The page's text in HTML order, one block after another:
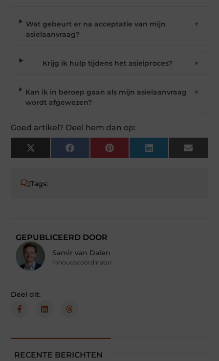
Wat gebeurt er na acceptatie van mijn
asielaanvraag?
▼
Krijg ik hulp tijdens het asielproces? ▼
Kan ik in beroep gaan als mijn asielaanvraag
wordt afgewezen?
▼
Goed artikel? Deel hem dan op:
X
(Twitter)
Facebook Pinterest LinkedIn Email
Tags:
GEPUBLICEERD DOOR
Samir van Dalen
Inhoudscoördinator
Deel dit:
RECENTE BERICHTEN